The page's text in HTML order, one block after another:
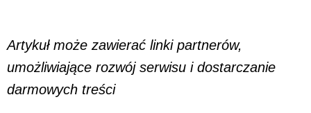
Artykuł może zawierać linki partnerów,
umożliwiające rozwój serwisu i dostarczanie
darmowych treści